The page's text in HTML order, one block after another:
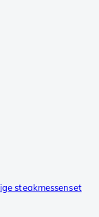
steakmessenset